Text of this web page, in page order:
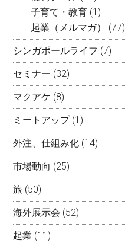
子育て・教育 (1)
起業（メルマガ）
(77)
シンガポールライフ (7)
セミナー (32)
マクアケ (8)
ミートアップ(1)
外注、仕組み化 (14)
市場動向 (25)
旅 (50)
海外展示会 (52)
起業 (11)